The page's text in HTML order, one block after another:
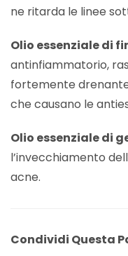
ne ritarda le linee
Olio essenziale di
antinfiammatorio,
fortemente
che causano le
Olio essenziale di
l’invecchiamento
acne.
Condividi Questa